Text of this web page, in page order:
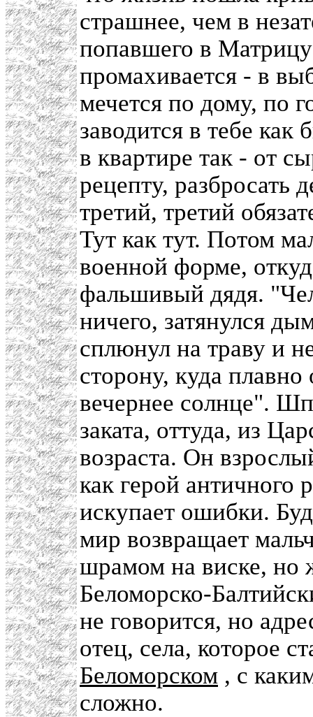
страшнее, чем в
попавшего в
промахивается - в
мечется по дому, по
заводится в тебе
в квартире так - от
рецепту, разбросать
третий, третий
Тут как тут. Потом
военной форме,
фальшивый дядя.
ничего, затянулся
сплюнул на траву и
сторону, куда плавно
вечернее солнце".
заката, оттуда, из
возраста. Он
как герой античного
искупает ошибки.
мир возвращает
шрамом на виске, но
Беломорско-
не говорится, но
отец, села, которое
Беломорском , с
сложно.